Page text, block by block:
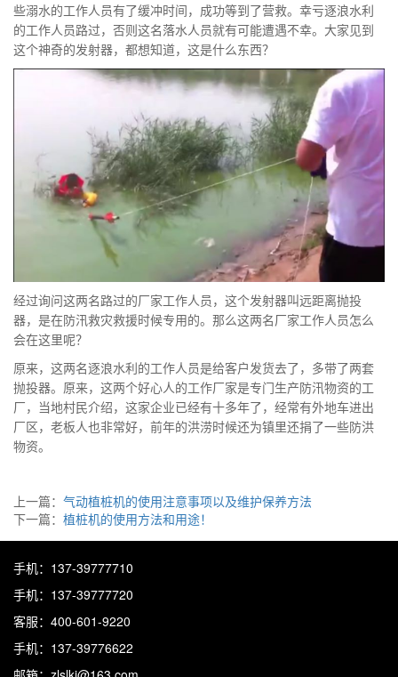
些溺水的工作人员有了缓冲时间，成功等到了营救。幸亏逐浪水利
的工作人员路过，否则这名落水人员就有可能遭遇不幸。大家见到
这个神奇的发射器，都想知道，这是什么东西？
经过询问这两名路过的厂家工作人员，这个发射器叫远距离抛投
器，是在防汛救灾救援时候专用的。那么这两名厂家工作人员怎么
会在这里呢？
原来，这两名逐浪水利的工作人员是给客户发货去了，多带了两套
抛投器。原来，这两个好心人的工作厂家是专门生产防汛物资的工
厂，当地村民介绍，这家企业已经有十多年了，经常有外地车进出
厂区，老板人也非常好，前年的洪涝时候还为镇里还捐了一些防洪
物资。
上一篇： 气动植桩机的使用注意事项以及维护保养方法
下一篇： 植桩机的使用方法和用途！
手机：137-39777710
手机：137-39777720
客服：400-601-9220
手机：137-39776622